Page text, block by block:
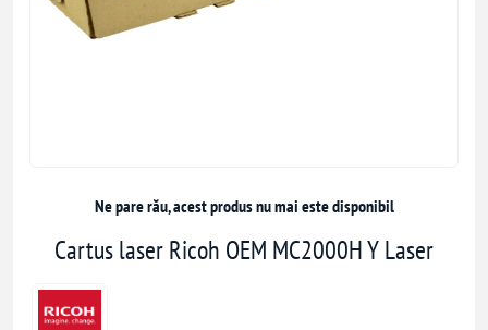
Ne pare rău, acest produs nu mai este disponibil
Cartus laser Ricoh OEM MC2000H Y Laser